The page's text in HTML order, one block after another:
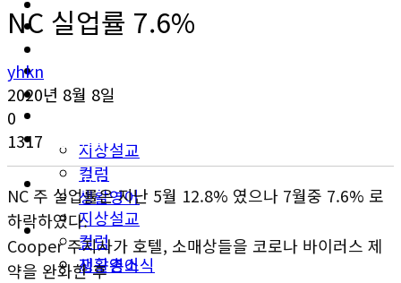
한인타운 소식
지상설교
컬럼
생활영어
미국뉴스
지구촌소식
한인타운 소식
이민뉴스
오피니언
지상설교
컬럼
생활영어
NC 실업률 7.6%
yhkn
2020년 8월 8일
0
1317
NC 주 실업률은 지난 5월 12.8% 였으나 7월중 7.6% 로
하락하였다.
Cooper 주지사가 호텔, 소매상들을 코로나 바이러스 제
약을 완화한 후